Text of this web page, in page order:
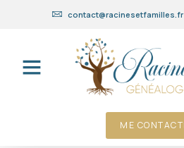
contact@racinesetfamilles.fr
ME